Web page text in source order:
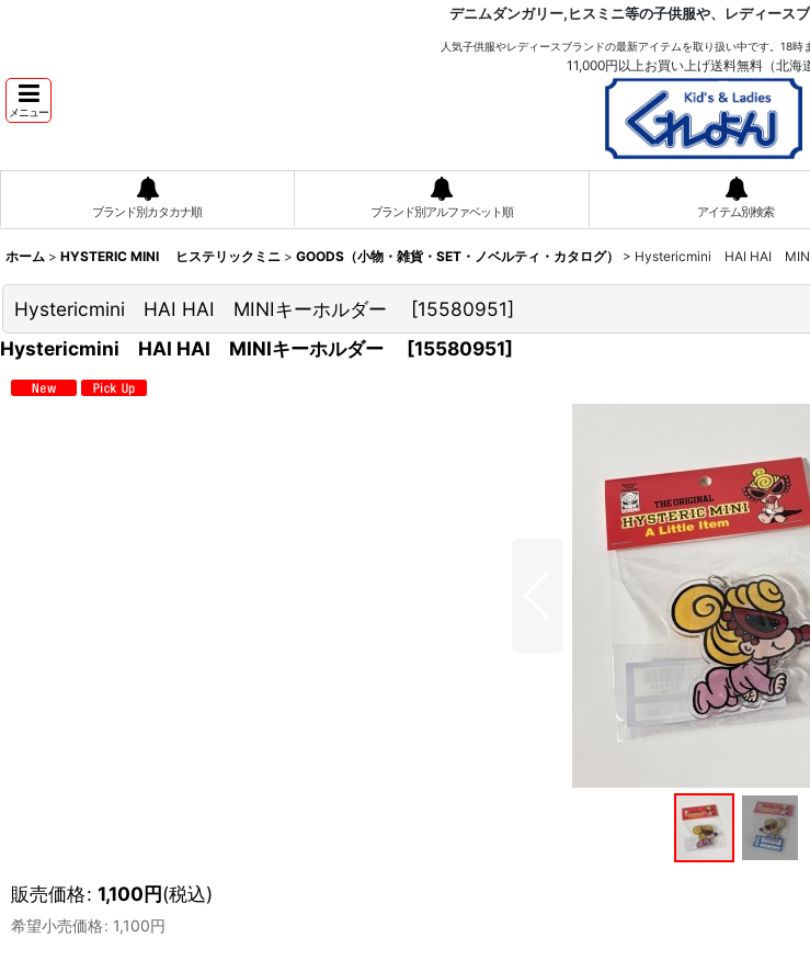
デニムダンガリー,ヒスミニ等の子供服や、レディース
人気子供服やレディースブランドの最新アイテムを取り扱い中です。18時
11,000円以上お買い上げ送料無料（北海
メニュー
ブランド別カタカナ順 ブランド別アルファベット順 アイテム別検索
ホーム > HYSTERIC MINI ヒステリックミニ > GOODS（小物・雑貨・SET・ノベルティ・カタログ） > Hystericmini HAI HAI
Hystericmini HAI HAI MINIキーホルダー [15580951]
Hystericmini HAI HAI MINIキーホルダー
[15580951]
販売価格: 1,100円(税込)
希望小売価格: 1,100円